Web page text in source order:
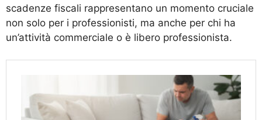
scadenze fiscali rappresentano un momento cruciale
non solo per i professionisti, ma anche per chi ha
un’attività commerciale o è libero professionista.